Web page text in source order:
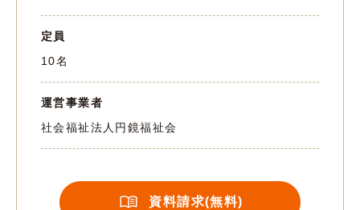
定員
10名
運営事業者
社会福祉法人円鏡福祉会
資料請求(無料)